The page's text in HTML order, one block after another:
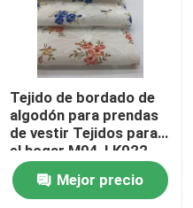
Tejido de bordado de
algodón para prendas
de vestir Tejidos para
el hogar M04-LK022
Mejor precio